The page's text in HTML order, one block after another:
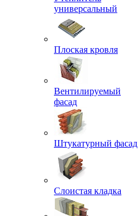
универсальный
Плоская кровля
Вентилируемый
фасад
Штукатурный фасад
Слоистая кладка